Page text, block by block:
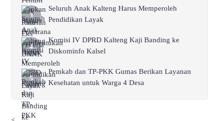
Seluruh Anak Kalteng Harus Memperoleh
Pendidikan Layak
Komisi IV DPRD Kalteng Kaji Banding ke
Diskominfo Kalsel
Pemkab dan TP-PKK Gumas Berikan Layanan
Kesehatan untuk Warga 4 Desa